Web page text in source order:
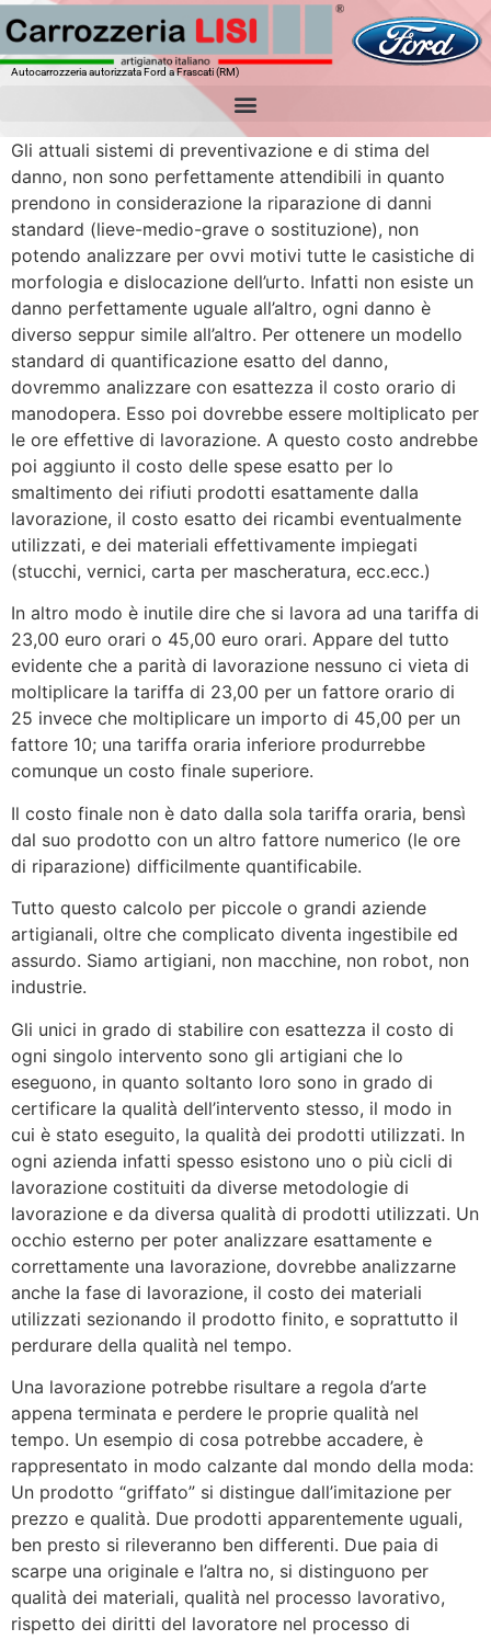
Autocarrozzeria autorizzata Ford a Frascati (RM)
Gli attuali sistemi di preventivazione e di stima del
danno, non sono perfettamente attendibili in quanto
prendono in considerazione la riparazione di danni
standard (lieve-medio-grave o sostituzione), non
potendo analizzare per ovvi motivi tutte le casistiche di
morfologia e dislocazione dell’urto. Infatti non esiste un
danno perfettamente uguale all’altro, ogni danno è
diverso seppur simile all’altro. Per ottenere un modello
standard di quantificazione esatto del danno,
dovremmo analizzare con esattezza il costo orario di
manodopera. Esso poi dovrebbe essere moltiplicato per
le ore effettive di lavorazione. A questo costo andrebbe
poi aggiunto il costo delle spese esatto per lo
smaltimento dei rifiuti prodotti esattamente dalla
lavorazione, il costo esatto dei ricambi eventualmente
utilizzati, e dei materiali effettivamente impiegati
(stucchi, vernici, carta per mascheratura, ecc.ecc.)
In altro modo è inutile dire che si lavora ad una tariffa di
23,00 euro orari o 45,00 euro orari. Appare del tutto
evidente che a parità di lavorazione nessuno ci vieta di
moltiplicare la tariffa di 23,00 per un fattore orario di
25 invece che moltiplicare un importo di 45,00 per un
fattore 10; una tariffa oraria inferiore produrrebbe
comunque un costo finale superiore.
Il costo finale non è dato dalla sola tariffa oraria, bensì
dal suo prodotto con un altro fattore numerico (le ore
di riparazione) difficilmente quantificabile.
Tutto questo calcolo per piccole o grandi aziende
artigianali, oltre che complicato diventa ingestibile ed
assurdo. Siamo artigiani, non macchine, non robot, non
industrie.
Gli unici in grado di stabilire con esattezza il costo di
ogni singolo intervento sono gli artigiani che lo
eseguono, in quanto soltanto loro sono in grado di
certificare la qualità dell’intervento stesso, il modo in
cui è stato eseguito, la qualità dei prodotti utilizzati. In
ogni azienda infatti spesso esistono uno o più cicli di
lavorazione costituiti da diverse metodologie di
lavorazione e da diversa qualità di prodotti utilizzati. Un
occhio esterno per poter analizzare esattamente e
correttamente una lavorazione, dovrebbe analizzarne
anche la fase di lavorazione, il costo dei materiali
utilizzati sezionando il prodotto finito, e soprattutto il
perdurare della qualità nel tempo.
Una lavorazione potrebbe risultare a regola d’arte
appena terminata e perdere le proprie qualità nel
tempo. Un esempio di cosa potrebbe accadere, è
rappresentato in modo calzante dal mondo della moda:
Un prodotto “griffato” si distingue dall’imitazione per
prezzo e qualità. Due prodotti apparentemente uguali,
ben presto si rileveranno ben differenti. Due paia di
scarpe una originale e l’altra no, si distinguono per
qualità dei materiali, qualità nel processo lavorativo,
rispetto dei diritti del lavoratore nel processo di